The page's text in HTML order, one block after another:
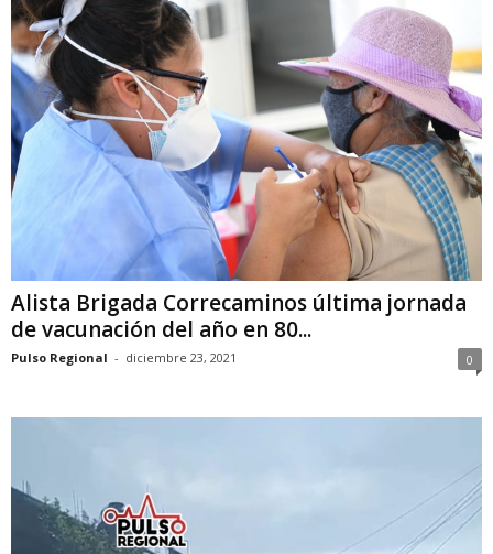
Alista Brigada Correcaminos última jornada
de vacunación del año en 80...
Pulso Regional - diciembre 23, 2021 0